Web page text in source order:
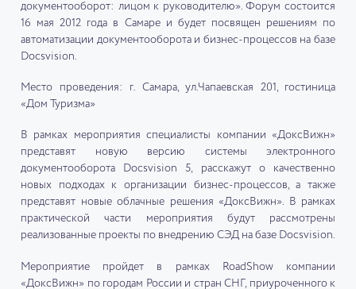
документооборот: лицом к руководителю». Форум состоится
16 мая 2012 года в Самаре и будет посвящен решениям по
автоматизации документооборота и бизнес-процессов на базе
Docsvision.
Место проведения: г. Самара, ул.Чапаевская 201, гостиница
«Дом Туризма»
В рамках мероприятия специалисты компании «ДоксВижн»
представят новую версию системы электронного
документооборота Docsvision 5, расскажут о качественно
новых подходах к организации бизнес-процессов, а также
представят новые облачные решения «ДоксВижн». В рамках
практической части мероприятия будут рассмотрены
реализованные проекты по внедрению СЭД на базе Docsvision.
Мероприятие пройдет в рамках RoadShow компании
«ДоксВижн» по городам России и стран СНГ, приуроченного к